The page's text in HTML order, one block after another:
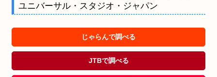
ユニバーサル・スタジオ・ジャパン
じゃらんで調べる
JTBで調べる